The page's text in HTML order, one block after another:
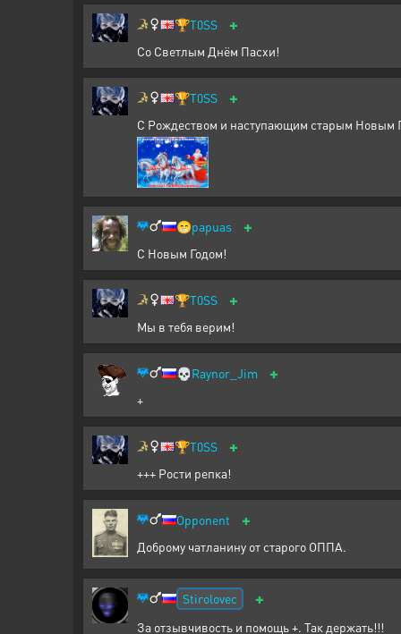
🏆T0SS +
Со Светлым Днём Пасхи!
🏆T0SS +
С Рождеством и наступающим старым Новым
😁papuas +
С Новым Годом!
🏆T0SS +
Мы в тебя верим!
💀Raynor_Jim +
+
🏆T0SS +
+++ Рости репка!
Opponent +
Доброму чатланину от старого ОППА.
Stirolovec +
За отзывчивость и помощь +. Так держать!!!